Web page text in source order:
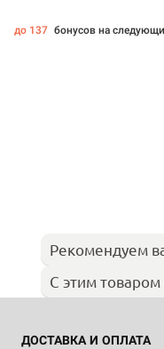
до 137 бонусов на
Рекомендуем
С этим
ДОСТАВКА И ОПЛАТА